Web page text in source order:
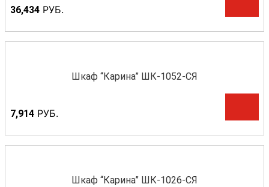
36,434 РУБ.
Шкаф “Карина” ШК-1052-СЯ
7,914 РУБ.
Шкаф “Карина” ШК-1026-СЯ